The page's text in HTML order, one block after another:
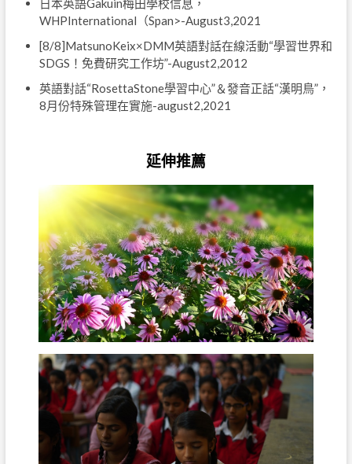
日本英語Gakuin梅田學校信息，
WHPInternational（Span>-August3,2021
[8/8]MatsunoKeix×DMM英語對話在線活動“學習世界和
SDGS！免費研究工作坊”-August2,2012
英語對話“RosettaStone學習中心”＆發音正話“漢明鳥”，
8月份特殊管理在實施-august2,2021
延伸推薦